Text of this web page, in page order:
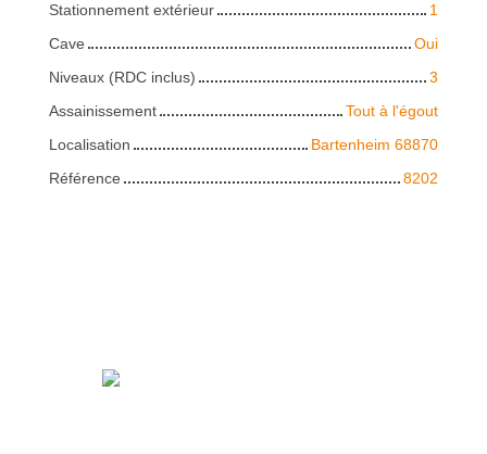
Stationnement extérieur
1
Cave
Oui
Niveaux (RDC inclus)
3
Assainissement
Tout à l'égout
Localisation
Bartenheim 68870
Référence
8202